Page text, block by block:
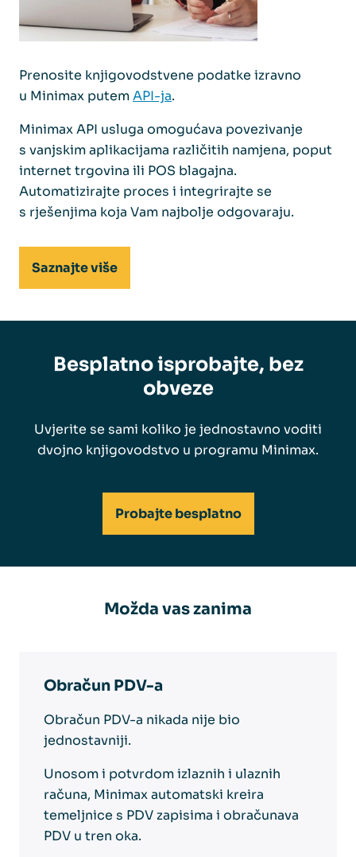
Prenosite knjigovodstvene podatke izravno
u Minimax putemAPI-ja.
Minimax API usluga omogućava povezivanje
s vanjskim aplikacijama različitih namjena, poput
internet trgovina ili POS blagajna.
Automatizirajte proces i integrirajte se
s rješenjima koja Vam najbolje odgovaraju.
Saznajte više
Besplatno isprobajte, bez
obveze
Uvjerite se sami koliko je jednostavno voditi
dvojno knjigovodstvo u programu Minimax.
Probajte besplatno
Možda vas zanima
Obračun PDV-a
Obračun PDV-a nikada nije bio
jednostavniji.
Unosom i potvrdom izlaznih i ulaznih
računa, Minimax automatski kreira
temeljnice s PDV zapisima i obračunava
PDV u tren oka.